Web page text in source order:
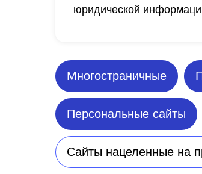
юридической
Многостраничные
Персональные сайты
Сайты нацеленные на